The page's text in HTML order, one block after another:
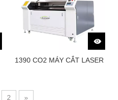
1390 CO2 MÁY CẮT LASER
2 »